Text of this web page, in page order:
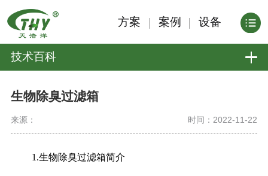
方案 案例 设备
技术百科
生物除臭过滤箱
来源： 时间：2022-11-22
1.生物除臭过滤箱简介